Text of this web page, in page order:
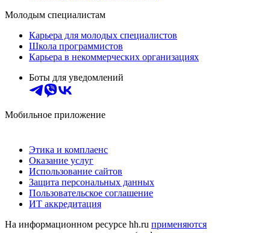
Молодым специалистам
Карьера для молодых специалистов
Школа программистов
Карьера в некоммерческих организациях
Боты для уведомлений
Мобильное приложение
Этика и комплаенс
Оказание услуг
Использование сайтов
Защита персональных данных
Пользовательское соглашение
ИТ аккредитация
На информационном ресурсе hh.ru применяются